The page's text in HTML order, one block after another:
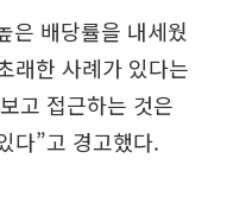
은 배당률을 내세웠
래한 사례가 있다는
고 접근하는 것은
다”고 경고했다.